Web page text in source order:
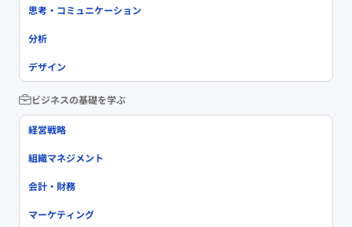
思考・コミュニケーション
分析
デザイン
ビジネスの基礎を学ぶ
経営戦略
組織マネジメント
会計・財務
マーケティング